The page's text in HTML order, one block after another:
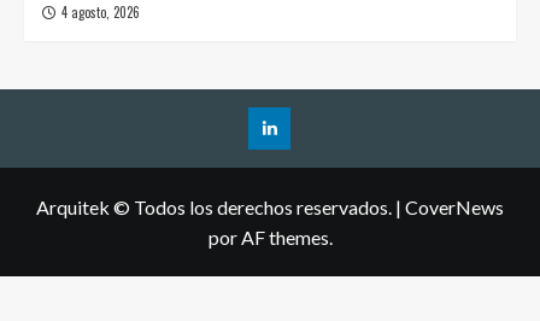
4 agosto, 2026
Arquitek © Todos los derechos reservados. | CoverNews
por AF themes.